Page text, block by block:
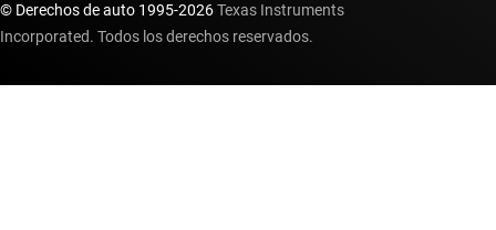
© Derechos de auto 1995-2026Texas Instruments
Incorporated. Todos los derechos reservados.